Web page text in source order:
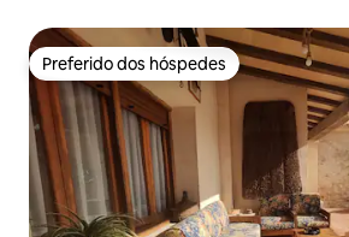
Preferido dos hóspedes
Preferido dos hóspedes